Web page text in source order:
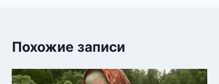
Похожие записи